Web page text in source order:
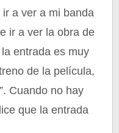
a ver a mi banda
ir a ver la obra de
entrada es muy
de la película,
Cuando no hay
que la entrada